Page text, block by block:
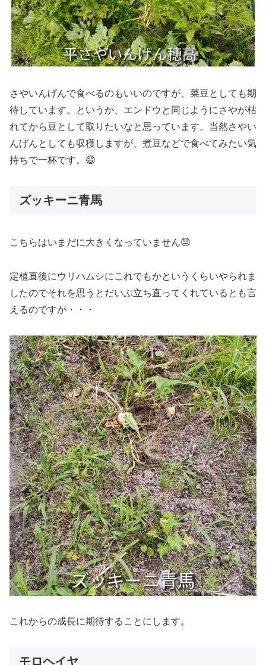
さやいんげんで食べるのもいいのですが、菜豆としても期
待しています。というか、エンドウと同じようにさやが枯
れてから豆として取りたいなと思っています。当然さやい
んげんとしても収穫しますが、煮豆などで食べてみたい気
持ちで一杯です。😄
ズッキーニ青馬
こちらはいまだに大きくなっていません😓
定植直後にウリハムシにこれでもかというくらいやられま
したのでそれを思うとだいぶ立ち直ってくれているとも言
えるのですが・・・
これからの成長に期待することにします。
モロヘイヤ